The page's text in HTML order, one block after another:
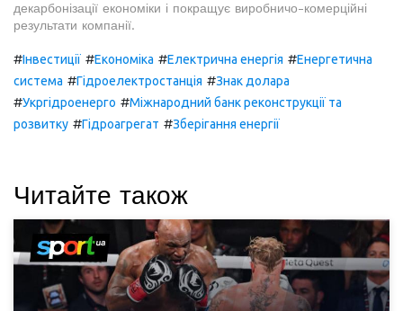
декарбонізації економіки і покращує виробничо-комерційні
результати компанії.
#Інвестиції #Економіка #Електрична енергія #Енергетична
система #Гідроелектростанція #Знак долара
#Укргідроенерго #Міжнародний банк реконструкції та
розвитку #Гідроагрегат #Зберігання енергії
Читайте також